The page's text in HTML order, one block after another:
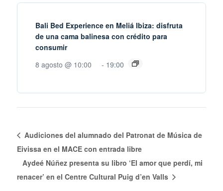
Bali Bed Experience en Meliá Ibiza: disfruta
de una cama balinesa con crédito para
consumir
8 agosto @ 10:00
- 19:00
Audiciones del alumnado del Patronat de Música de
Eivissa en el MACE con entrada libre
Aydeé Núñez presenta su libro ‘El amor que perdí, mi
renacer’ en el Centre Cultural Puig d’en Valls